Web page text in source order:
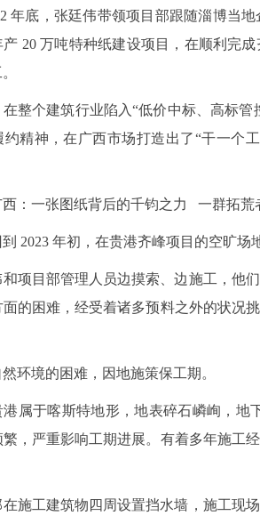
年底，张廷伟带领项目部跟随淄博当
产 20 万吨特种纸建设项目，在顺利完
在整个建筑行业陷入“低价中标、高标
约精神，在广西市场打造出了“干一个
西：一张图纸背后的千钧之力 一群拓荒
2023 年初，在贵港齐峰项目的空旷场
项目部管理人员边摸索、边施工，他
的困难，经受着诸多预料之外的状况
环境的困难，因地施策保工期。
港属于喀斯特地形，地表碎石嶙峋，地
，严重影响工期进展。有着多年施工
施工建筑物四周设置挡水墙，施工现